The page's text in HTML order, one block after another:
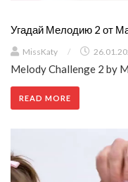
Угадай Мелодию 2 от
MissKaty /
Melody Challenge 2 by
READ MORE